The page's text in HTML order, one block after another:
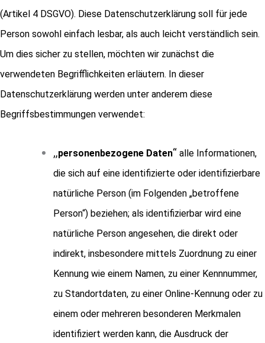
(Artikel 4 DSGVO). Diese Datenschutzerklärung soll für jede
Person sowohl einfach lesbar, als auch leicht verständlich sein.
Um dies sicher zu stellen, möchten wir zunächst die
verwendeten Begrifflichkeiten erläutern. In dieser
Datenschutzerklärung werden unter anderem diese
Begriffsbestimmungen verwendet:
„personenbezogene Daten“alle Informationen,
die sich auf eine identifizierte oder identifizierbare
natürliche Person (im Folgenden „betroffene
Person“) beziehen; als identifizierbar wird eine
natürliche Person angesehen, die direkt oder
indirekt, insbesondere mittels Zuordnung zu einer
Kennung wie einem Namen, zu einer Kennnummer,
zu Standortdaten, zu einer Online-Kennung oder zu
einem oder mehreren besonderen Merkmalen
identifiziert werden kann, die Ausdruck der